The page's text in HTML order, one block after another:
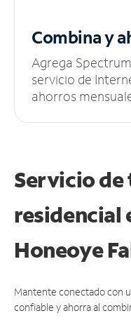
Combina y
Agrega
servicio de
ahorros
Servicio
residencial
Honeoye
Mantente conectado con
confiable y ahorra al